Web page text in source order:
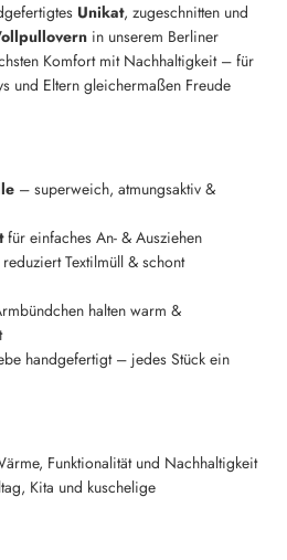
Unikat, zugeschnitten und
in unserem Berliner
Komfort mit Nachhaltigkeit – für
und Eltern gleichermaßen Freude
– superweich, atmungsaktiv &
für einfaches An- & Ausziehen
Textilmüll & schont
halten warm &
handgefertigt – jedes Stück ein
Funktionalität und Nachhaltigkeit
Kita und kuschelige